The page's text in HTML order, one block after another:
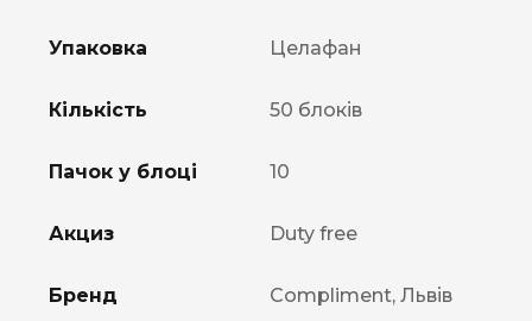
Упаковка Целафан
Кількість 50 блоків
Пачок у блоці 10
Акциз Duty free
Бренд Compliment, Львів